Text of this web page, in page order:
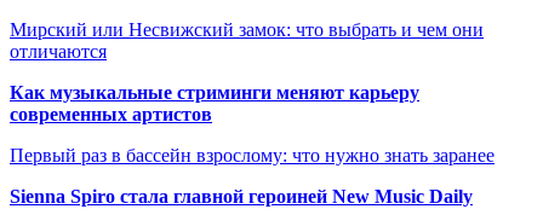
Мирский или Несвижский замок: что выбрать и чем они
отличаются
Как музыкальные стриминги меняют карьеру
современных артистов
Первый раз в бассейн взрослому: что нужно знать заранее
Sienna Spiro стала главной героиней New Music Daily